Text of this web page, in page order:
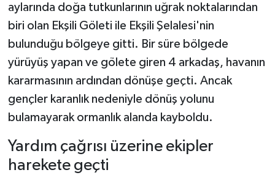
aylarında doğa tutkunlarının uğrak noktalarından
biri olan Ekşili Göleti ile Ekşili Şelalesi'nin
bulunduğu bölgeye gitti. Bir süre bölgede
yürüyüş yapan ve gölete giren 4 arkadaş, havanın
kararmasının ardından dönüşe geçti. Ancak
gençler karanlık nedeniyle dönüş yolunu
bulamayarak ormanlık alanda kayboldu.
Yardım çağrısı üzerine ekipler
harekete geçti